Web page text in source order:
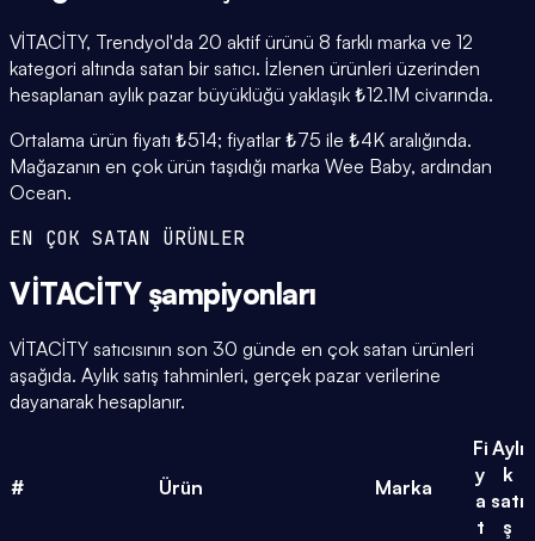
VİTACİTY, Trendyol'da 20 aktif ürünü 8 farklı marka ve 12
kategori altında satan bir satıcı. İzlenen ürünleri üzerinden
hesaplanan aylık pazar büyüklüğü yaklaşık ₺12.1M civarında.
Ortalama ürün fiyatı ₺514; fiyatlar ₺75 ile ₺4K aralığında.
Mağazanın en çok ürün taşıdığı marka Wee Baby, ardından
Ocean.
EN ÇOK SATAN ÜRÜNLER
VİTACİTY şampiyonları
VİTACİTY satıcısının son 30 günde en çok satan ürünleri
aşağıda. Aylık satış tahminleri, gerçek pazar verilerine
dayanarak hesaplanır.
# Ürün Marka
Fi
y
a
t
Aylı
k
satı
ş